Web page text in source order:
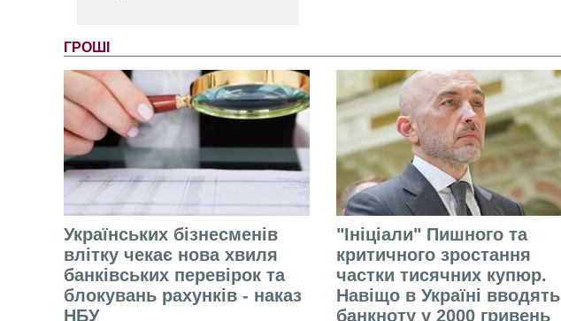
ГРОШІ
Українських бізнесменів
влітку чекає нова хвиля
банківських перевірок та
блокувань рахунків - наказ
НБУ
"Ініціали" Пишного та
критичного зростання
частки тисячних купюр.
Навіщо в Україні вводять
банкноту у 2000 гривень